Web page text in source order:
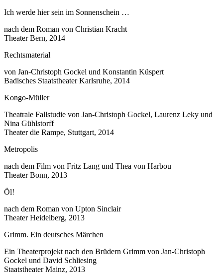
Ich werde hier sein im Sonnenschein …
nach dem Roman von Christian Kracht
Theater Bern, 2014
Rechtsmaterial
von Jan-Christoph Gockel und Konstantin Küspert
Badisches Staatstheater Karlsruhe, 2014
Kongo-Müller
Theatrale Fallstudie von Jan-Christoph Gockel, Laurenz Leky und
Nina Gühlstorff
Theater die Rampe, Stuttgart, 2014
Metropolis
nach dem Film von Fritz Lang und Thea von Harbou
Theater Bonn, 2013
Öl!
nach dem Roman von Upton Sinclair
Theater Heidelberg, 2013
Grimm. Ein deutsches Märchen
Ein Theaterprojekt nach den Brüdern Grimm von Jan-Christoph
Gockel und David Schliesing
Staatstheater Mainz, 2013